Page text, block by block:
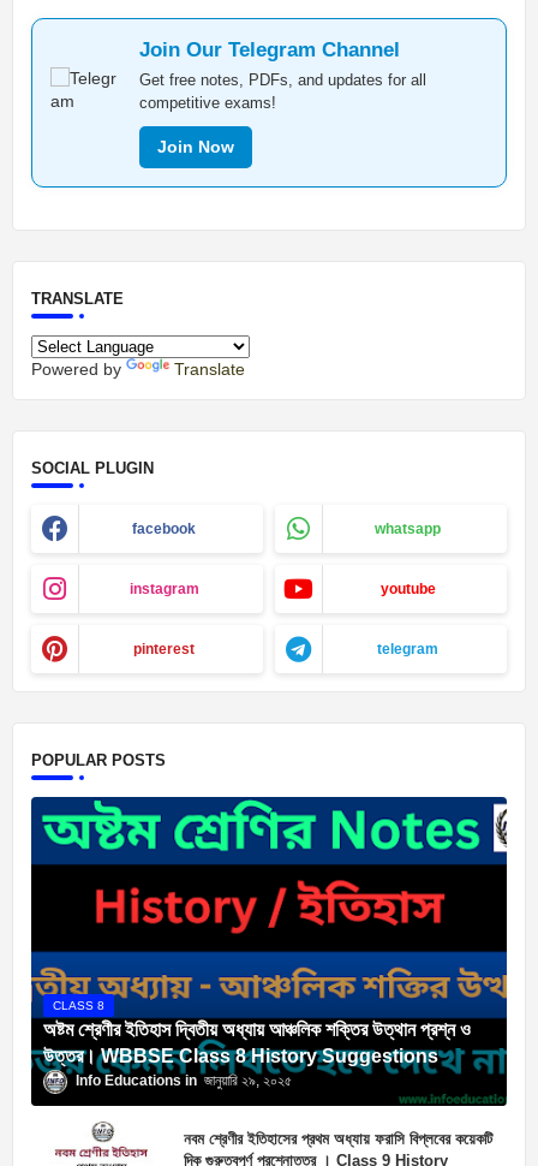
Join Our Telegram Channel
Get free notes, PDFs, and updates for all
competitive exams!
Join Now
TRANSLATE
Powered by Translate
SOCIAL PLUGIN
facebook whatsapp
instagram youtube
pinterest telegram
POPULAR POSTS
CLASS 8
অষ্টম শ্রেণীর ইতিহাস দ্বিতীয় অধ্যায় আঞ্চলিক শক্তির উত্থান প্রশ্ন ও
উত্তর। WBBSE Class 8 History Suggestions
Info Educations জানুয়ারি ২৯, ২০২৫
নবম শ্রেণীর ইতিহাসের প্রথম অধ্যায় ফরাসি বিপ্লবের কয়েকটি
দিক গুরুত্বপূর্ণ প্রশ্নোত্তর । Class 9 History